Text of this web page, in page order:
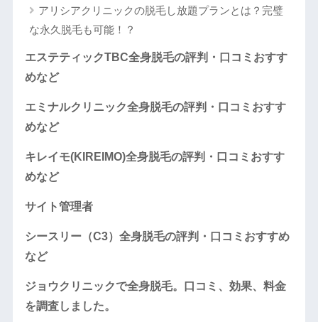
アリシアクリニックの脱毛し放題プランとは？完璧
な永久脱毛も可能！？
エステティックTBC全身脱毛の評判・口コミおすす
めなど
エミナルクリニック全身脱毛の評判・口コミおすす
めなど
キレイモ(KIREIMO)全身脱毛の評判・口コミおすす
めなど
サイト管理者
シースリー（C3）全身脱毛の評判・口コミおすすめ
など
ジョウクリニックで全身脱毛。口コミ、効果、料金
を調査しました。